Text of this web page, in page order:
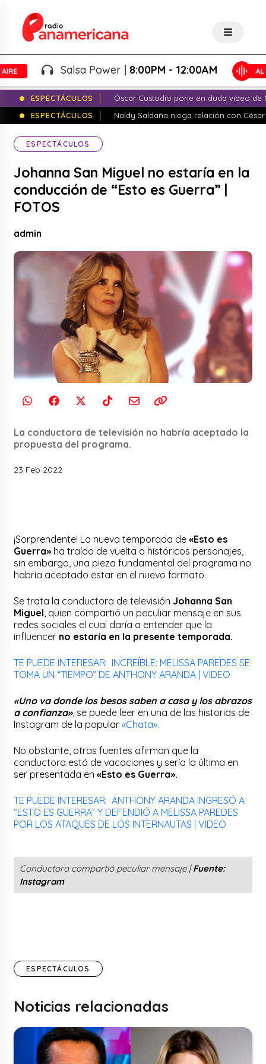
Salsa Power |8:00PM - 12:00AM
ESPECTÁCULOS
Óscar Custodio pone en duda video de
ESPECTÁCULOS
Naldy Saldaña niega relación con
ESPECTÁCULOS
Johanna San Miguel no estaría en la
conducción de “Esto es Guerra” |
FOTOS
admin
La conductora de televisión no habría aceptado la
propuesta del programa.
23 Feb 2022
¡Sorprendente! La nueva temporada de«Esto es
Guerra» ha traído de vuelta a históricos personajes,
sin embargo, una pieza fundamental del programa no
habría aceptado estar en el nuevo formato.
Se trata la conductora de televisión Johanna San
Miguel , quien compartió un peculiar mensaje en sus
redes sociales el cual daría a entender que la
influencer no estaría en la presente temporada.
TE PUEDE INTERESAR: INCREÍBLE: MELISSA PAREDES SE
TOMA UN “TIEMPO” DE ANTHONY ARANDA | VIDEO
«Uno va donde los besos saben a casa y los abrazos
a confianza», se puede leer en una de las historias de
Instagram de la popular«Chata».
No obstante, otras fuentes afirman que la
conductora está de vacaciones y sería la última en
ser presentada en«Esto es Guerra».
TE PUEDE INTERESAR: ANTHONY ARANDA INGRESÓ A
“ESTO ES GUERRA” Y DEFENDIÓ A MELISSA PAREDES
POR LOS ATAQUES DE LOS INTERNAUTAS | VIDEO
Conductora compartió peculiar mensaje |Fuente:
Instagram
ESPECTÁCULOS
Noticias relacionadas